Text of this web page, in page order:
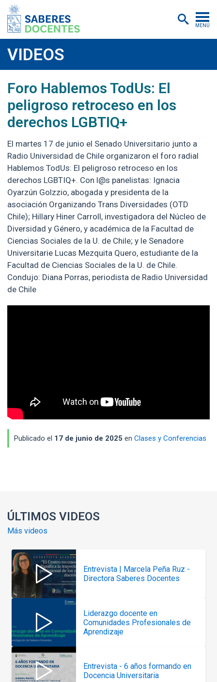
MENÚ
Postítulos y diplomados
Asistencias educativas
Investigación
Publicaciones
Quiénes somos
Inscripciones
Certificados digitales
Aulas virtuales
VIDEOS
Foro Hablemos TodUs: El
peligroso retroceso en los
derechos LGBTIQ+
El martes 17 de junio el Senado Universitario junto a
Radio Universidad de Chile organizaron el foro radial
Hablemos TodUs: El peligroso retroceso en los
derechos LGBTIQ+. Con l@s panelistas: Ignacia
Oyarzún Golzzio, abogada y presidenta de la
asociación Organizando Trans Diversidades (OTD
Chile); Hillary Hiner Carroll, investigadora del Núcleo de
Diversidad y Género, y académica de la Facultad de
Ciencias Sociales de la U. de Chile; y le Senadore
Universitarie Lucas Mezquita Quero, estudiante de la
Facultad de Ciencias Sociales de la U. de Chile.
Condujo: Diana Porras, periodista de Radio Universidad
de Chile
Publicado el 17 de junio de 2025 en Clases y Conferencias
ÚLTIMOS VIDEOS
Más videos
Entrevista | Marcela Peña Ruz -
Directora Saberes Docentes
Liderazgo docente en
Comunidades Profesionales de
Aprendizaje
Entrevista - 6 años formando en
Docencia Universitaria